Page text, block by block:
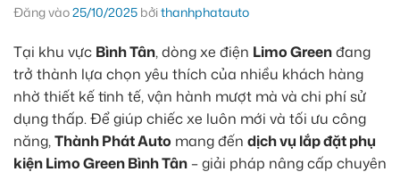
Đăng vào25/10/2025 bởithanhphatauto
Tại khu vực Bình Tân, dòng xe điện Limo Greenđang
trở thành lựa chọn yêu thích của nhiều khách hàng
nhờ thiết kế tinh tế, vận hành mượt mà và chi phí sử
dụng thấp. Để giúp chiếc xe luôn mới và tối ưu công
năng,Thành Phát Auto mang đến dịch vụ lắp đặt phụ
kiện Limo Green Bình Tân – giải pháp nâng cấp chuyên